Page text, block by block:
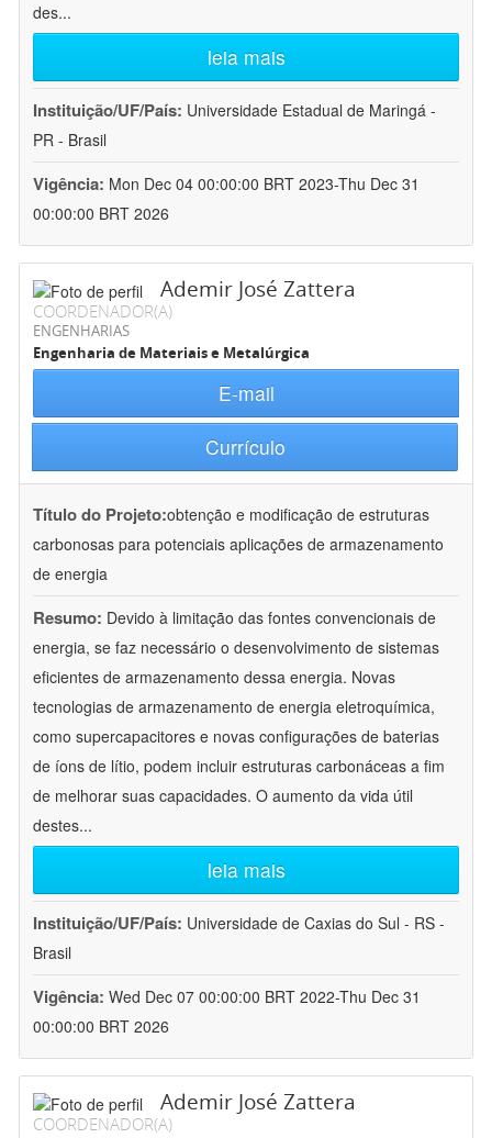
des...
leia mais
Instituição/UF/País: Universidade Estadual de Maringá -
PR - Brasil
Vigência: Mon Dec 04 00:00:00 BRT 2023-Thu Dec 31
00:00:00 BRT 2026
Ademir José Zattera
COORDENADOR(A)
ENGENHARIAS
Engenharia de Materiais e Metalúrgica
E-mail
Currículo
Título do Projeto:obtenção e modificação de estruturas
carbonosas para potenciais aplicações de armazenamento
de energia
Resumo: Devido à limitação das fontes convencionais de
energia, se faz necessário o desenvolvimento de sistemas
eficientes de armazenamento dessa energia. Novas
tecnologias de armazenamento de energia eletroquímica,
como supercapacitores e novas configurações de baterias
de íons de lítio, podem incluir estruturas carbonáceas a fim
de melhorar suas capacidades. O aumento da vida útil
destes...
leia mais
Instituição/UF/País: Universidade de Caxias do Sul - RS -
Brasil
Vigência: Wed Dec 07 00:00:00 BRT 2022-Thu Dec 31
00:00:00 BRT 2026
Ademir José Zattera
COORDENADOR(A)